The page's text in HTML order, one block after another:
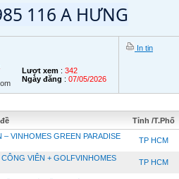
116 A HƯNG
Lượt xem : 342
Ngày đăng : 07/05/2026
In tin
Tỉnh /T.Phố
VINHOMES GREEN PARADISE
TP HCM
VIÊN + GOLFVINHOMES
TP HCM